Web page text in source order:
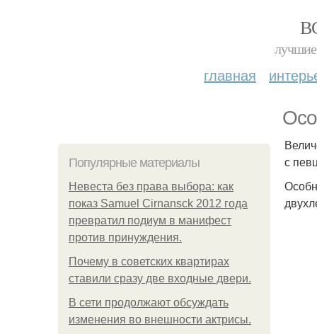
лучшие
главная
Популярные материалы
Невеста без права выбора: как
показ Samuel Cirnansck 2012 года
превратил подиум в манифест
против принуждения.
Почему в советских квартирах
ставили сразу две входные двери.
В сети продолжают обсуждать
изменения во внешности актрисы.
с